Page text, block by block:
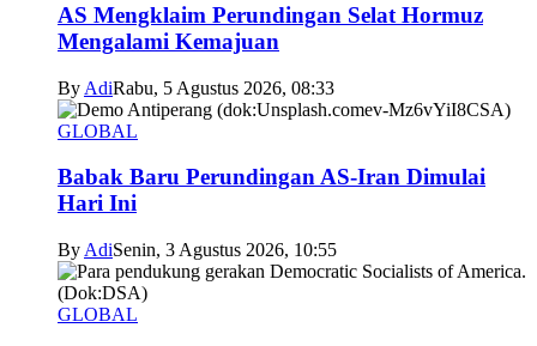
AS Mengklaim Perundingan Selat Hormuz
Mengalami Kemajuan
By AdiRabu, 5 Agustus 2026, 08:33
GLOBAL
Babak Baru Perundingan AS-Iran Dimulai
Hari Ini
By AdiSenin, 3 Agustus 2026, 10:55
GLOBAL